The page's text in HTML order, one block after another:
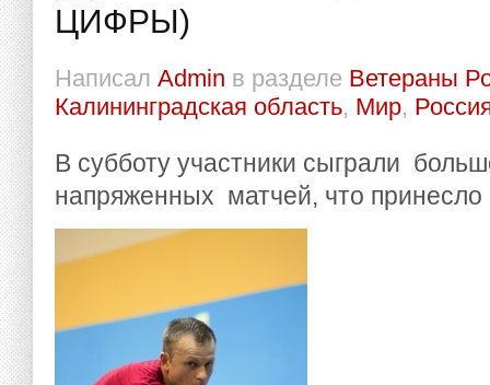
ЦИФРЫ)
Написал Admin в разделе Ветераны
Калининградская область, Мир,
В субботу участники сыграли
напряженных матчей, что